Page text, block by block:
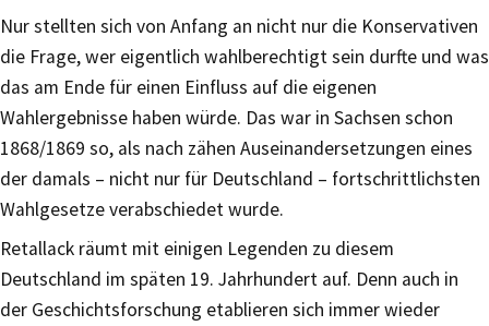
Nur stellten sich von Anfang an nicht nur die Konservativen
die Frage, wer eigentlich wahlberechtigt sein durfte und was
das am Ende für einen Einfluss auf die eigenen
Wahlergebnisse haben würde. Das war in Sachsen schon
1868/1869 so, als nach zähen Auseinandersetzungen eines
der damals – nicht nur für Deutschland – fortschrittlichsten
Wahlgesetze verabschiedet wurde.
Retallack räumt mit einigen Legenden zu diesem
Deutschland im späten 19. Jahrhundert auf. Denn auch in
der Geschichtsforschung etablieren sich immer wieder